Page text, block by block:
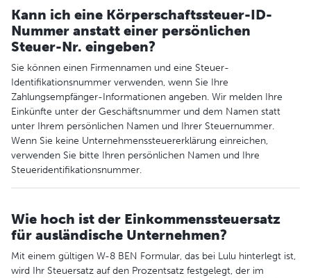
Kann ich eine Körperschaftssteuer-ID-
Nummer anstatt einer persönlichen
Steuer-Nr. eingeben?
Sie können einen Firmennamen und eine Steuer-
Identifikationsnummer verwenden, wenn Sie Ihre
Zahlungsempfänger-Informationen angeben. Wir melden Ihre
Einkünfte unter der Geschäftsnummer und dem Namen statt
unter Ihrem persönlichen Namen und Ihrer Steuernummer.
Wenn Sie keine Unternehmenssteuererklärung einreichen,
verwenden Sie bitte Ihren persönlichen Namen und Ihre
Steueridentifikationsnummer.
Wie hoch ist der Einkommenssteuersatz
für ausländische Unternehmen?
Mit einem gültigen W-8 BEN Formular, das bei Lulu hinterlegt ist,
wird Ihr Steuersatz auf den Prozentsatz festgelegt, der im